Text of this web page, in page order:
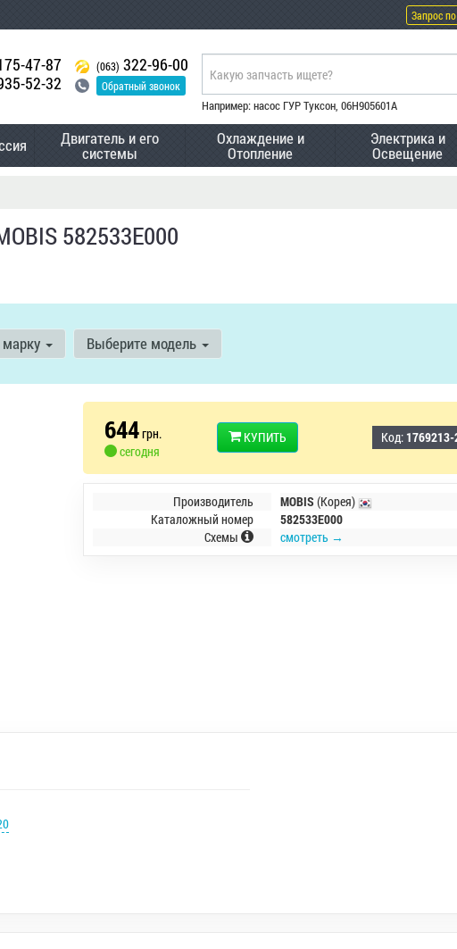
Запрос
47-87
52-32
(063) 322-96-00
Обратный звонок
Например: насос ГУР Туксон, 06H905601A
Двигатель и его
системы
Охлаждение и
Отопление
Электрика и
Освещение
582533E000
Выберите модель
644грн.
сегодня
КУПИТЬ Код: 1769213-
Производитель MOBIS (Корея)
Каталожный номер
582533E000
Схемы
смотреть →